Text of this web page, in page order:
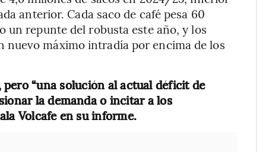
anterior. Cada saco de café pesa 60
un repunte del robusta este año, y los
máximo intradía por encima de los
“una solución al actual déficit de
la demanda o incitar a los
Volcafe en su informe.